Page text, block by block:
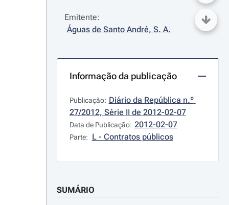
Emitente:
Águas de Santo André, S. A.
Informação da publicação
Publicação: Diário da República n.º
27/2012, Série II de 2012-02-07
Data de Publicação: 2012-02-07
Parte: L - Contratos públicos
SUMÁRIO